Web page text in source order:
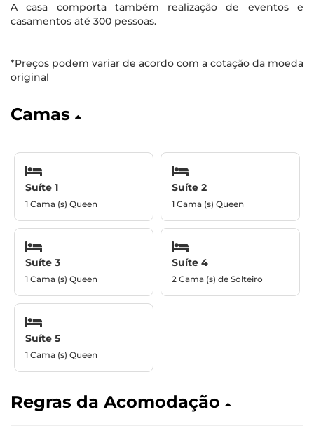
A casa comporta também realização de eventos e
casamentos até 300 pessoas.
*Preços podem variar de acordo com a cotação da moeda
original
Camas
Suíte 1
1 Cama (s) Queen
Suíte 2
1 Cama (s) Queen
Suíte 3
1 Cama (s) Queen
Suíte 4
2 Cama (s) de Solteiro
Suíte 5
1 Cama (s) Queen
Regras da Acomodação